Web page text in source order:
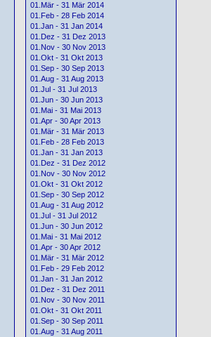
01.Mär - 31 Mär 2014
01.Feb - 28 Feb 2014
01.Jan - 31 Jan 2014
01.Dez - 31 Dez 2013
01.Nov - 30 Nov 2013
01.Okt - 31 Okt 2013
01.Sep - 30 Sep 2013
01.Aug - 31 Aug 2013
01.Jul - 31 Jul 2013
01.Jun - 30 Jun 2013
01.Mai - 31 Mai 2013
01.Apr - 30 Apr 2013
01.Mär - 31 Mär 2013
01.Feb - 28 Feb 2013
01.Jan - 31 Jan 2013
01.Dez - 31 Dez 2012
01.Nov - 30 Nov 2012
01.Okt - 31 Okt 2012
01.Sep - 30 Sep 2012
01.Aug - 31 Aug 2012
01.Jul - 31 Jul 2012
01.Jun - 30 Jun 2012
01.Mai - 31 Mai 2012
01.Apr - 30 Apr 2012
01.Mär - 31 Mär 2012
01.Feb - 29 Feb 2012
01.Jan - 31 Jan 2012
01.Dez - 31 Dez 2011
01.Nov - 30 Nov 2011
01.Okt - 31 Okt 2011
01.Sep - 30 Sep 2011
01.Aug - 31 Aug 2011